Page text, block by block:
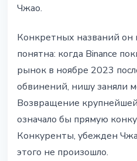
Чжао.
Конкретных названий он
понятна: когда Binance
рынок в ноябре 2023
обвинений, нишу заняли
Возвращение
означало бы прямую
Конкуренты, убежден
этого не произошло.